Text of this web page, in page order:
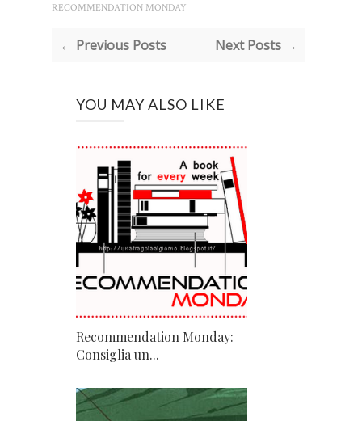
RECOMMENDATION MONDAY
← Previous Posts Next Posts →
YOU MAY ALSO LIKE
Recommendation Monday:
Consiglia un...